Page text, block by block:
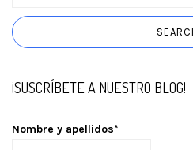
¡SUSCRÍBETE A NUESTRO BLOG!
Nombre y apellidos*